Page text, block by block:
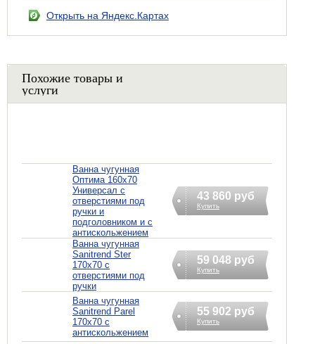
Открыть на Яндекс.Картах
Похожие товары и
услуги
Ванна чугунная
Оптима 160х70
Универсал с
отверстиями под
ручки и
подголовником и с
антискольжением
43 860 руб
Купить
Ванна чугунная
Sanitrend Ster
170х70 с
отверстиями под
ручки
59 048 руб
Купить
Ванна чугунная
Sanitrend Parel
170х70 с
антискольжением
55 902 руб
Купить